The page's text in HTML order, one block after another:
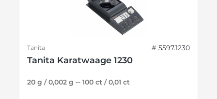
Tanita # 5597.1230
Tanita Karatwaage 1230
20 g / 0,002 g -- 100 ct / 0,01 ct